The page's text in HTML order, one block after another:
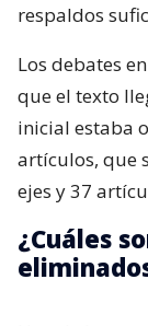
respaldos
Los debates
que el texto
inicial estaba
artículos, que
ejes y 37
¿Cuáles